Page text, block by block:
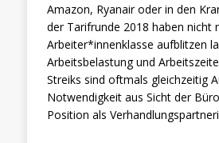
Amazon, Ryanair oder in den
der Tarifrunde 2018 haben nicht
Arbeiter*innenklasse aufblitzen
Arbeitsbelastung und
Streiks sind oftmals gleichzeitig
Notwendigkeit aus Sicht der
Position als